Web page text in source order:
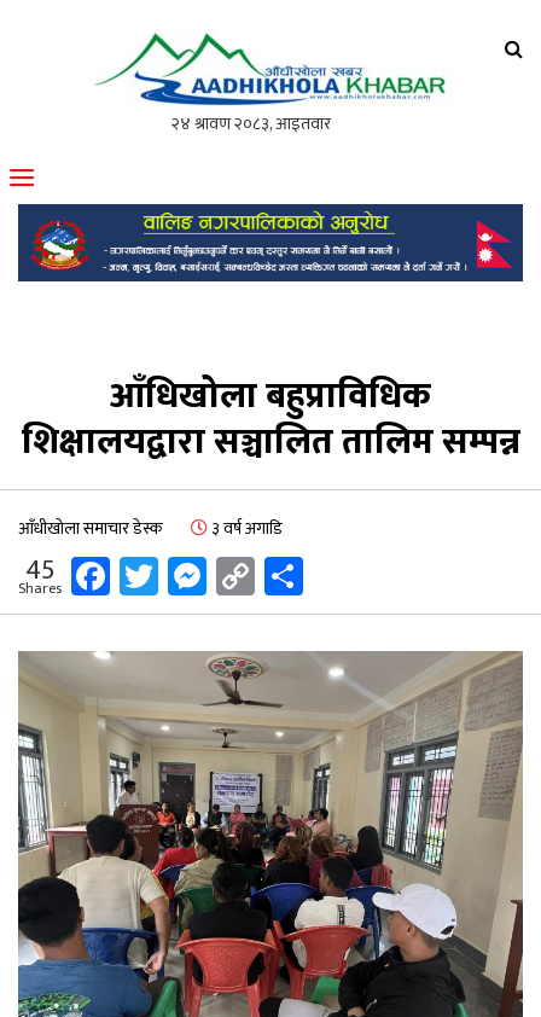
मोफसलकै लोकप्रिय अनलाइन पत्रिका
आँधिखोला बहुप्राविधिक
शिक्षालयद्वारा सञ्चालित तालिम सम्पन्न
आँधीखोला समाचार डेस्क ३ वर्ष अगाडि
45
Shares Facebook
Twitter
Messenger
Copy
Link